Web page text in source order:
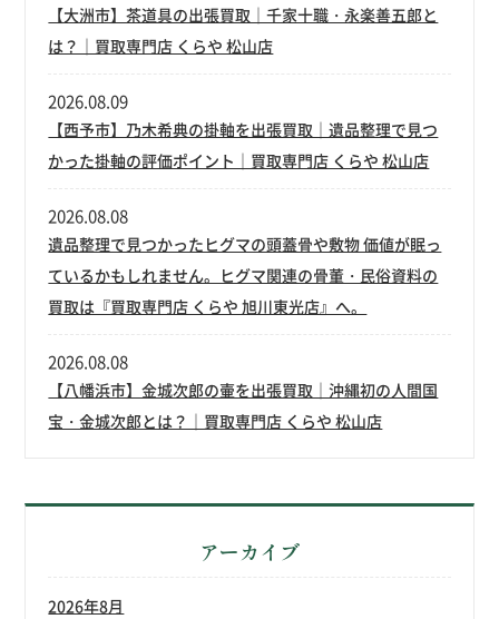
【大洲市】茶道具の出張買取｜千家十職・永楽善五郎と
は？｜買取専門店 くらや 松山店
【西予市】乃木希典の掛軸を出張買取｜遺品整理で見つ
かった掛軸の評価ポイント｜買取専門店 くらや 松山店
2026.08.09
遺品整理で見つかったヒグマの頭蓋骨や敷物 価値が眠っ
ているかもしれません。ヒグマ関連の骨董・民俗資料の
買取は『買取専門店 くらや 旭川東光店』へ。
2026.08.08
【八幡浜市】金城次郎の壷を出張買取｜沖縄初の人間国
宝・金城次郎とは？｜買取専門店 くらや 松山店
2026.08.08
アーカイブ
2026年8月